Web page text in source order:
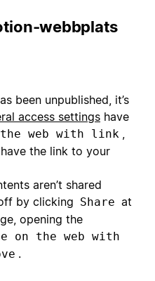
webbplats
been unpublished, it’s
access settings have
the web with link ,
the link to your
aren’t shared
by clicking Share at
opening the
on the web with
.